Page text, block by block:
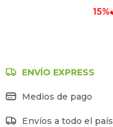
ENVÍO EXPRESS
Medios de pago
Envíos a todo el país